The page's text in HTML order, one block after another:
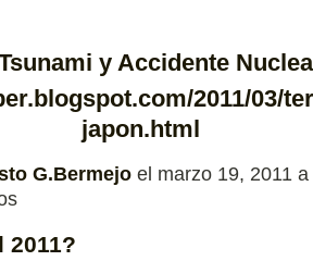
y Accidente
2011/03/
japon.html
G.Bermejo el marzo 19, 2011
2011?